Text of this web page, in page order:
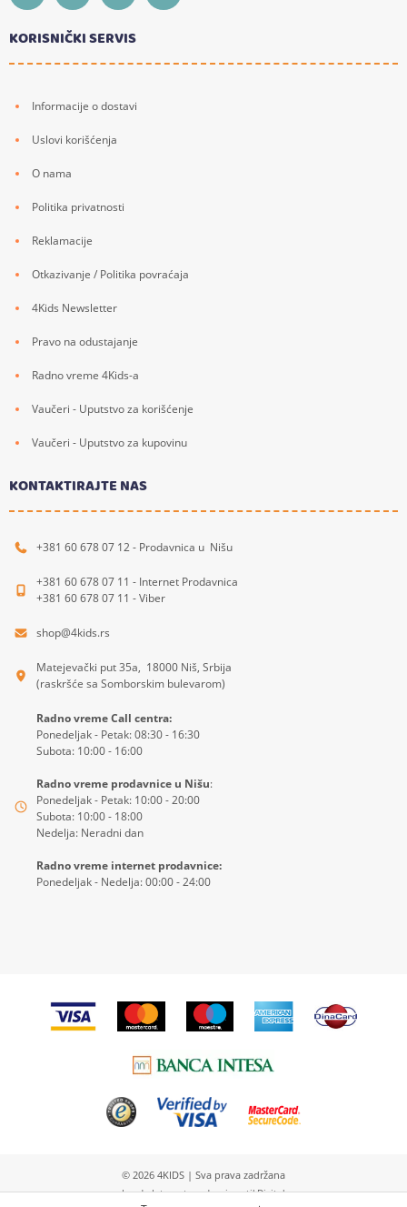
KORISNIČKI SERVIS
Informacije o dostavi
Uslovi korišćenja
O nama
Politika privatnosti
Reklamacije
Otkazivanje / Politika povraćaja
4Kids Newsletter
Pravo na odustajanje
Radno vreme 4Kids-a
Vaučeri - Uputstvo za korišćenje
Vaučeri - Uputstvo za kupovinu
KONTAKTIRAJTE NAS
+381 60 678 07 12 - Prodavnica u Nišu
+381 60 678 07 11 - Internet Prodavnica
+381 60 678 07 11 - Viber
shop@4kids.rs
Matejevački put 35a, 18000 Niš, Srbija
(raskršće sa Somborskim bulevarom)
Radno vreme Call centra:
Ponedeljak - Petak: 08:30 - 16:30
Subota: 10:00 - 16:00
Radno vreme prodavnice u Nišu:
Ponedeljak - Petak: 10:00 - 20:00
Subota: 10:00 - 18:00
Nedelja: Neradni dan
Radno vreme internet prodavnice:
Ponedeljak - Nedelja: 00:00 - 24:00
© 2026 4KIDS | Sva prava zadržana
Izrada Internet prodavnice etikDigital